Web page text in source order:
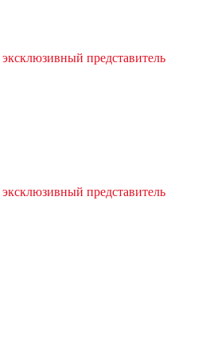
эксклюзивный представитель
эксклюзивный представитель